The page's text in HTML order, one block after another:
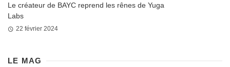
Le créateur de BAYC reprend les rênes de Yuga
Labs
22 février 2024
LE MAG